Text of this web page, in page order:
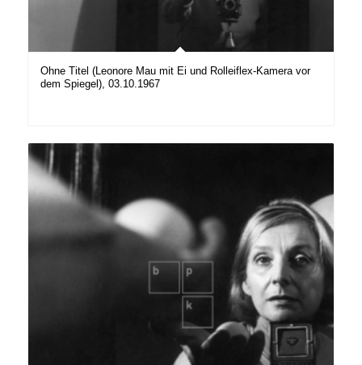
Ohne Titel (Leonore Mau mit Ei und Rolleiflex-Kamera vor
dem Spiegel), 03.10.1967